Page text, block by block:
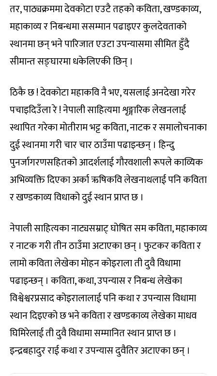
तर, पाठ्यक्रममा देवकोटा एउटै तहको कविता, खण्डकाव्य,
महाकाव्य र निबन्धमा ससम्मान पढाइएर कुलदेवताको
स्थानमा छन् भने पारिजात एउटा उपन्यासमा सीमित हुँदै
सीमान्त सङ्घारमा धकेलिएकी छिन् ।
ठिकै छ ! देवकोटा महाकवि नै भए, यसलाई अनदेखा गरेर
पचाइदिउँला रे ! नेपाली साहित्यमा शृङ्गारिक लेखनलाई
स्थापित गरेका मोतीराम भट्ट कविता, नाटक र समालोचनाका
दुई स्थानमा गरी चार चार ठाउँमा पढाइन्छन् । हिन्दु
पुनर्जागरणसहितको आदर्शलाई गौरवशाली रूपले काव्यिक
अभिव्यक्ति दिएका अर्का ऋषिकवि लेखनाथलाई पनि कविता
र खण्डकाव्य विधाको दुई स्थान प्राप्त छ ।
नेपाली साहित्यका नाट्यसम्राट् घोषित सम कविता, महाकाव्य
र नाटक गरी तीन ठाउँमा अटाएका छन् । फुटकर कविता र
लामो कविता लेखेका मोहन कोइराला ती दुवै विधामा
पढाइन्छन् । कविता, कथा, उपन्यास र निबन्ध लेखेका
विश्वेश्वरप्रसाद कोइरालालाई पनि कथा र उपन्यास विधामा
स्थान दिइएको छ भने कविता र खण्डकाव्य लेखेका माधव
घिमिरेलाई ती दुवै विधामा सम्मानित स्थान प्राप्त छ ।
इन्द्रबहादुर राई कथा र उपन्यास दुवैतिर अटाएका छन् ।